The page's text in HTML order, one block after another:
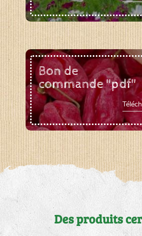
Bon de
commande "pdf"
Des produits